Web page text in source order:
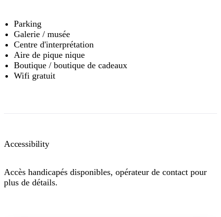
Parking
Galerie / musée
Centre d'interprétation
Aire de pique nique
Boutique / boutique de cadeaux
Wifi gratuit
Accessibility
Accès handicapés disponibles, opérateur de contact pour
plus de détails.